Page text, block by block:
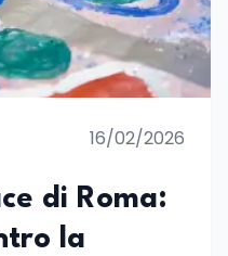
16/02/2026
di Roma:
la